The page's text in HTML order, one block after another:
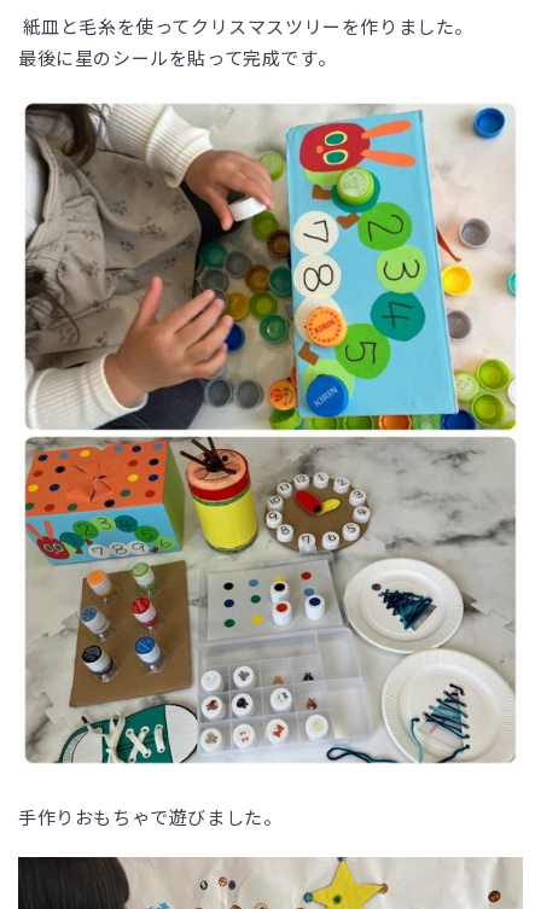
紙皿と毛糸を使ってクリスマスツリーを作りました。
最後に星のシールを貼って完成です。
手作りおもちゃで遊びました。